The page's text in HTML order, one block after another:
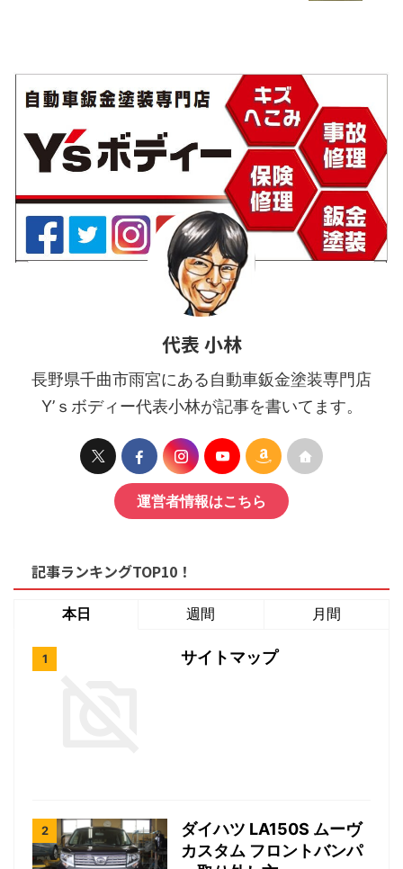
ォーアフターを見ていきまし
ょう！ 損傷箇所の確認！ ▲ ...
代表 小林
長野県千曲市雨宮にある自動車鈑金塗装専門店
Y’ｓボディー代表小林が記事を書いてます。
運営者情報はこちら
記事ランキングTOP10！
本日 週間 月間
サイトマップ
ダイハツ LA150S ムーヴ
カスタム フロントバンパ